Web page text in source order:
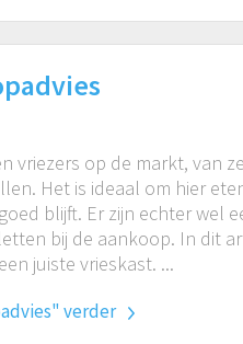
vriezers op de markt, van
Het is ideaal om hier
blijft. Er zijn echter wel
bij de aankoop. In dit
juiste vrieskast. ...
verder